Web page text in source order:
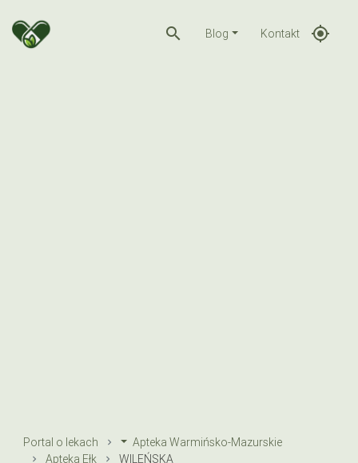
search Blog Kontakt gps_fixed
Portal o lekach
Apteka Warmińsko-Mazurskie
Apteka Ełk
WILEŃSKA